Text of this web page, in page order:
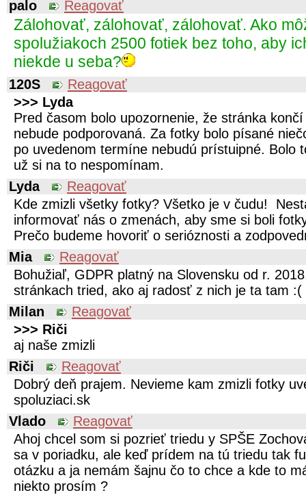
palo
Reagovať
Zálohovať, zálohovať, zálohovať. Ako
spolužiakoch 2500 fotiek bez toho, aby
niekde u seba?
120S
Reagovať
>>> Lyda
Pred časom bolo upozornenie, že stránka
nebude podporovaná. Za fotky bolo písané
po uvedenom termíne nebudú prístuipné. Bolo
už si na to nespomínam.
Lyda
Reagovať
Kde zmizli všetky fotky? Všetko je v čudu!
informovať nás o zmenách, aby sme si boli
Prečo budeme hovoriť o serióznosti a
Mia
Reagovať
Bohužiaľ, GDPR platný na Slovensku od r.
stránkach tried, ako aj radosť z nich je ta tam :(
Milan
Reagovať
>>> Riči
aj naše zmizli
Riči
Reagovať
Dobrý deň prajem. Nevieme kam zmizli fotky
spoluziaci.sk
Vlado
Reagovať
Ahoj chcel som si pozrieť triedu y SPŠE
sa v poriadku, ale keď prídem na tú triedu tak
otázku a ja nemám šajnu čo to chce a kde to
niekto prosím ?